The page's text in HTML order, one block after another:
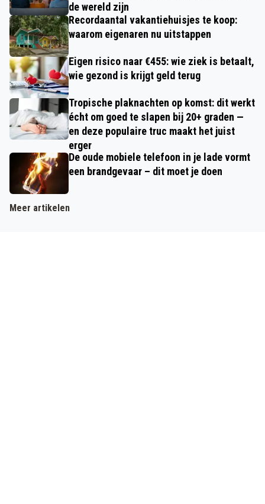
de wereld zijn
Recordaantal vakantiehuisjes te koop:
waarom eigenaren nu uitstappen
Eigen risico naar €455: wie ziek is betaalt,
wie gezond is krijgt geld terug
Tropische plaknachten op komst: dit werkt
écht om goed te slapen bij 20+ graden —
en deze populaire truc maakt het juist
erger
De oude mobiele telefoon in je lade vormt
een brandgevaar – dit moet je doen
Meer artikelen